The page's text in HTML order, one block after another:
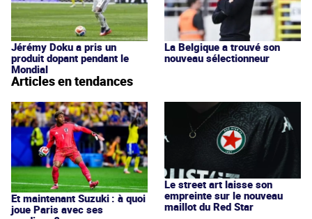
Jérémy Doku a pris un
produit dopant pendant le
Mondial
La Belgique a trouvé son
nouveau sélectionneur
Articles en tendances
Et maintenant Suzuki : à quoi
joue Paris avec ses
Le street art laisse son
empreinte sur le nouveau
maillot du Red Star